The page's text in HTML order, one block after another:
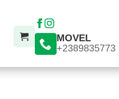
MOVEL
+2389835773